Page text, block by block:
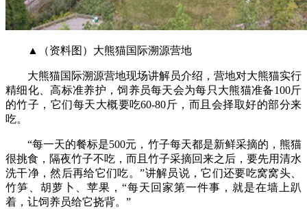
▲（资料图）大熊猫国际溯源营地
大熊猫国际溯源营地现场讲解员介绍，营地对大熊猫实行
精细化、高标准养护，饲养员每天会为每只大熊猫准备100斤
的竹子，它们每天大概要吃60-80斤，而且会择取好的部分来
吃。
“每一天的餐标是500元，竹子每天都是新鲜采摘的，熊猫
很挑食，隔夜竹子不吃，而且竹子采摘回来之后，要先用清水
洗干净，然后再给它们吃。”讲解员说，它们还要吃窝窝头、
竹笋、胡萝卜、苹果，“每天回家第一件事，就是在墙上趴
着，让饲养员给它挠背。”